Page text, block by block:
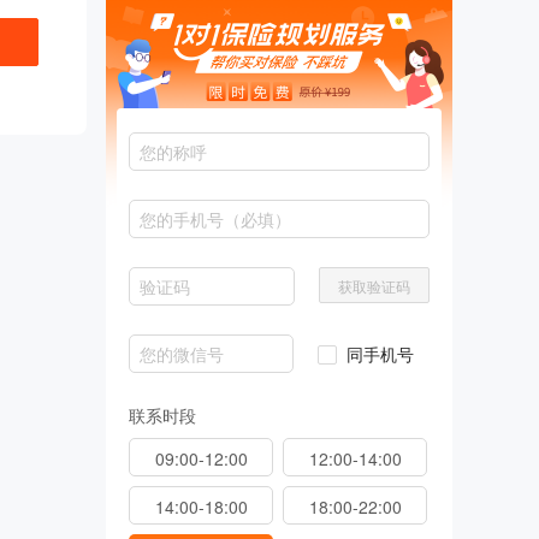
获取验证码
同手机号
联系时段
09:00-12:00
12:00-14:00
14:00-18:00
18:00-22:00